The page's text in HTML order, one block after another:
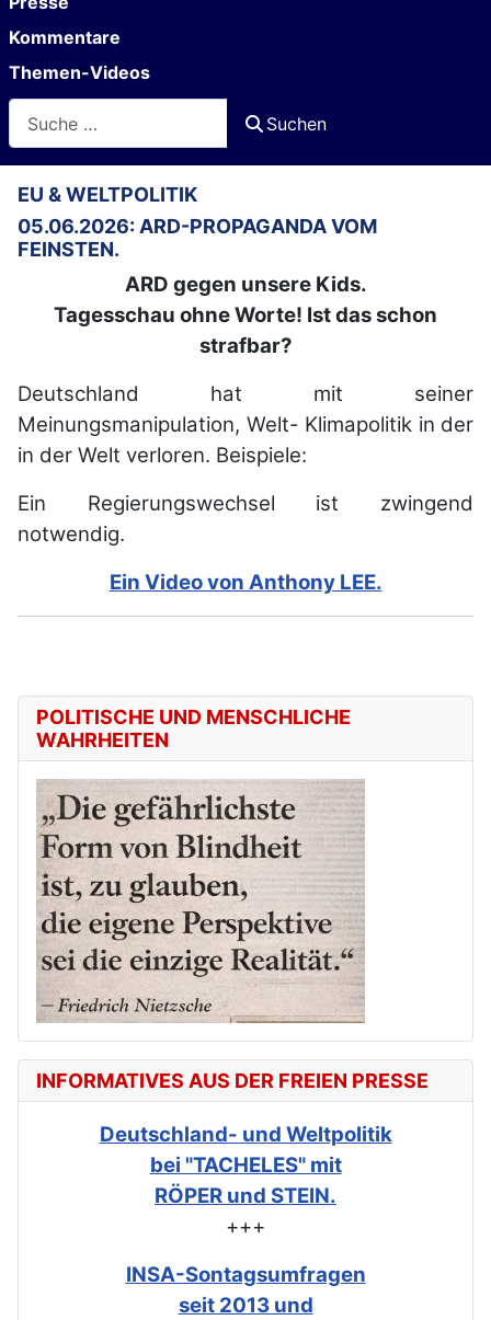
Kommentare
Themen-Videos
Suchen
EU & WELTPOLITIK
05.06.2026: ARD-PROPAGANDA VOM
FEINSTEN.
ARD gegen unsere Kids.
Tagesschau ohne Worte! Ist das schon
strafbar?
Deutschland hat mit seiner
Meinungsmanipulation, Welt- Klimapolitik in der
in der Welt verloren. Beispiele:
Ein Regierungswechsel ist zwingend
notwendig.
Ein Video von Anthony LEE.
POLITISCHE UND MENSCHLICHE
WAHRHEITEN
INFORMATIVES AUS DER FREIEN PRESSE
Deutschland- und Weltpolitik
bei "TACHELES" mit
RÖPER und STEIN.
+++
INSA-Sontagsumfragen
seit 2013 und